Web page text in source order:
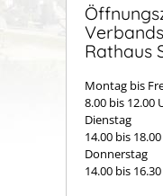
Rathaus
Montag bis
8.00 bis 12.00
14.00 bis
Donnerstag
14.00 bis